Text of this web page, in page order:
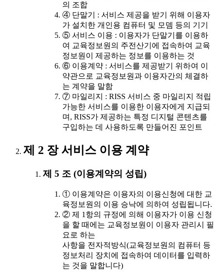
의 조합
④ 단말기 : 서비스 제공을 받기 위해 이용자
가 설치한 개인용 컴퓨터 및 모뎀 등의 기기
⑤ 서비스 이용 : 이용자가 단말기를 이용하
여 교육정보원의 주전산기에 접속하여 교육
정보원이 제공하는 정보를 이용하는 것
⑥ 이용계약 : 서비스를 제공받기 위하여 이
약관으로 교육정보원과 이용자간의 체결하
는 계약을 말함
⑦ 마일리지 : RISS 서비스 중 마일리지 적립
가능한 서비스를 이용한 이용자에게 지급되
며, RISS가 제공하는 특정 디지털 콘텐츠를
구입하는 데 사용하도록 만들어진 포인트
제 2 장 서비스 이용 계약
제 5 조 (이용계약의 성립)
① 이용계약은 이용자의 이용신청에 대한 교
육정보원의 이용 승낙에 의하여 성립됩니다.
② 제 1항의 규정에 의해 이용자가 이용 신청
을 할 때에는 교육정보원이 이용자 관리시 필
요로 하는
사항을 전자적방식(교육정보원의 컴퓨터 등
정보처리 장치에 접속하여 데이터를 입력하
는 것을 말합니다)